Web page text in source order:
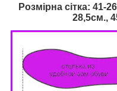
Розмірна сітка: 41-
28,5см.,